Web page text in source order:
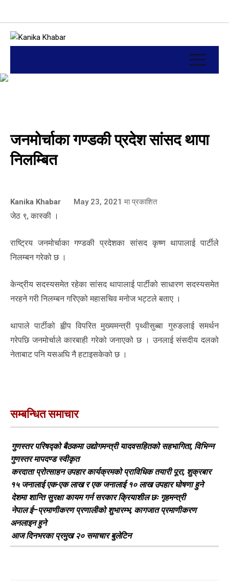
जनमोर्चाका गण्डकी प्रदेश सांसद थापा
निलम्बित
Kanika Khabar May 23, 2021 मा प्रकाशित
जेठ ९, कास्की ।
राष्ट्रिय जनमोर्चाका गण्डकी प्रदेशका सांसद कृष्ण थापालाई पार्टीले
निलम्बन गरेको छ ।
केन्द्रीय सदस्यसमेत रहेका सांसद थापालाई पार्टीको साधारण सदस्यसमेत
नरहने गरी निलम्बन गरिएको महासचिव मनोज भट्टले बताए ।
थापाले पार्टीको ह्वीप विपरित मुख्यमन्त्री पृथ्वीसुब्बा गुरुङलाई समर्थन
गरेपछि जनमोर्चाले कारबाही गरेको जनाएको छ । उनलाई संसदीय दलको
नेताबाट पनि यसअघि नै हटाइसकेको छ ।
सम्बन्धित समाचार
गुणस्तर परिषद्को बैठकमा उद्योगमन्त्री यादवसहितको सहभागिता, विभिन्न
गुणस्तर मापदण्ड स्वीकृत
करदाता प्रोत्साहन उपहार कार्यक्रमको प्राविधिक तयारी पूरा, शुक्रबार
१५ जनालाई एक-एक लाख र एक जनालाई १० लाख उपहार घोषणा हुने
देशमा शान्ति सुरक्षा कायम गर्न सरकार क्रियाशील छः गृहमन्त्री
नेपाल ई–प्रमाणीकरण प्रणालीको शुभारम्भ, कागजात प्रमाणीकरण
अनलाइन हुने
आज दिनभरका प्रमुख २० समाचार बुलेटिन